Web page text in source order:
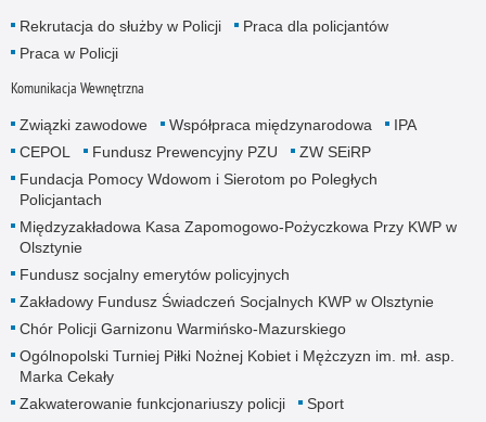
Rekrutacja do służby w Policji
Praca dla policjantów
Praca w Policji
Komunikacja Wewnętrzna
Związki zawodowe Współpraca międzynarodowa
IPA
CEPOL
Fundusz Prewencyjny PZU
ZW SEiRP
Fundacja Pomocy Wdowom i Sierotom po Poległych
Policjantach
Międzyzakładowa Kasa Zapomogowo-Pożyczkowa Przy KWP w
Olsztynie
Fundusz socjalny emerytów policyjnych
Zakładowy Fundusz Świadczeń Socjalnych KWP w Olsztynie
Chór Policji Garnizonu Warmińsko-Mazurskiego
Ogólnopolski Turniej Piłki Nożnej Kobiet i Mężczyzn im. mł. asp.
Marka Cekały
Zakwaterowanie funkcjonariuszy policji
Sport